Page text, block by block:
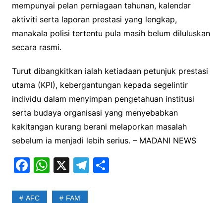
mempunyai pelan perniagaan tahunan, kalendar
aktiviti serta laporan prestasi yang lengkap,
manakala polisi tertentu pula masih belum diluluskan
secara rasmi.
Turut dibangkitkan ialah ketiadaan petunjuk prestasi
utama (KPI), kebergantungan kepada segelintir
individu dalam menyimpan pengetahuan institusi
serta budaya organisasi yang menyebabkan
kakitangan kurang berani melaporkan masalah
sebelum ia menjadi lebih serius. – MADANI NEWS
F
c
W
at
X T S
AFC FAM